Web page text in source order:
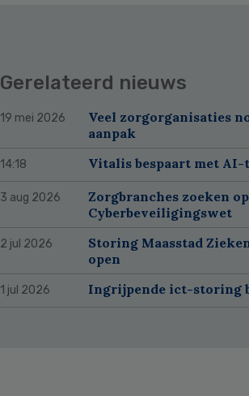
Gerelateerd nieuws
19 mei 2026
Veel zorgorganisaties
aanpak
14:18 Vitalis bespaart met
3 aug 2026
Zorgbranches zoeken
Cyberbeveiligingswet
2 jul 2026
Storing Maasstad
open
1 jul 2026 Ingrijpende ict-storing